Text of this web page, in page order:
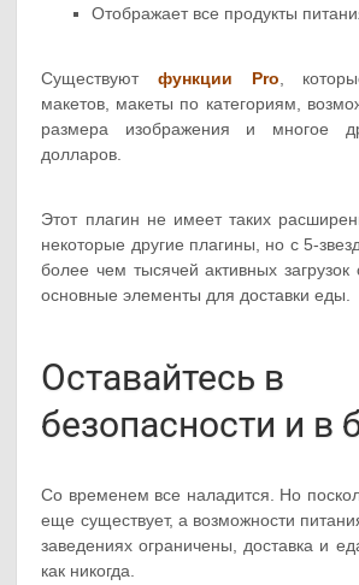
Отображает все продукты
Существуютфункции Pro ,
макетов, макеты по категориям,
размера изображения и многое
долларов.
Этот плагин не имеет таких
некоторые другие плагины, но с 5-
более чем тысячей активных загрузок
основные элементы для доставки еды.
Оставайтесь в
безопасности и в
Со временем все наладится. Но
еще существует, а возможности
заведениях ограничены, доставка и
как никогда.